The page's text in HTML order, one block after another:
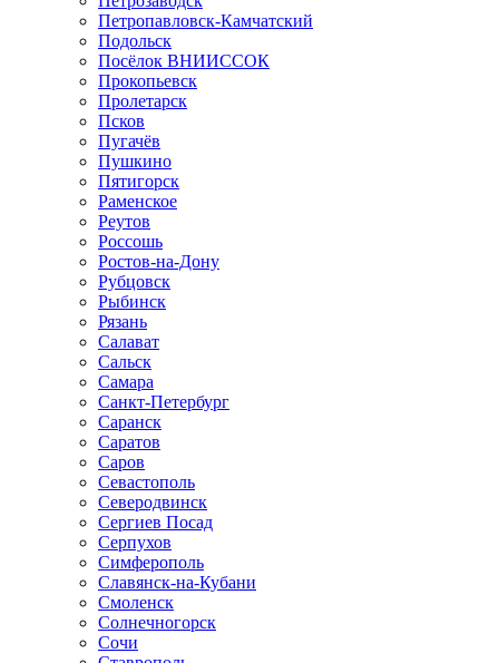
Петропавловск-Камчатский
Подольск
Посёлок ВНИИССОК
Прокопьевск
Пролетарск
Псков
Пугачёв
Пушкино
Пятигорск
Раменское
Реутов
Россошь
Ростов-на-Дону
Рубцовск
Рыбинск
Рязань
Салават
Сальск
Самара
Санкт-Петербург
Саранск
Саратов
Саров
Севастополь
Северодвинск
Сергиев Посад
Серпухов
Симферополь
Славянск-на-Кубани
Смоленск
Солнечногорск
Сочи